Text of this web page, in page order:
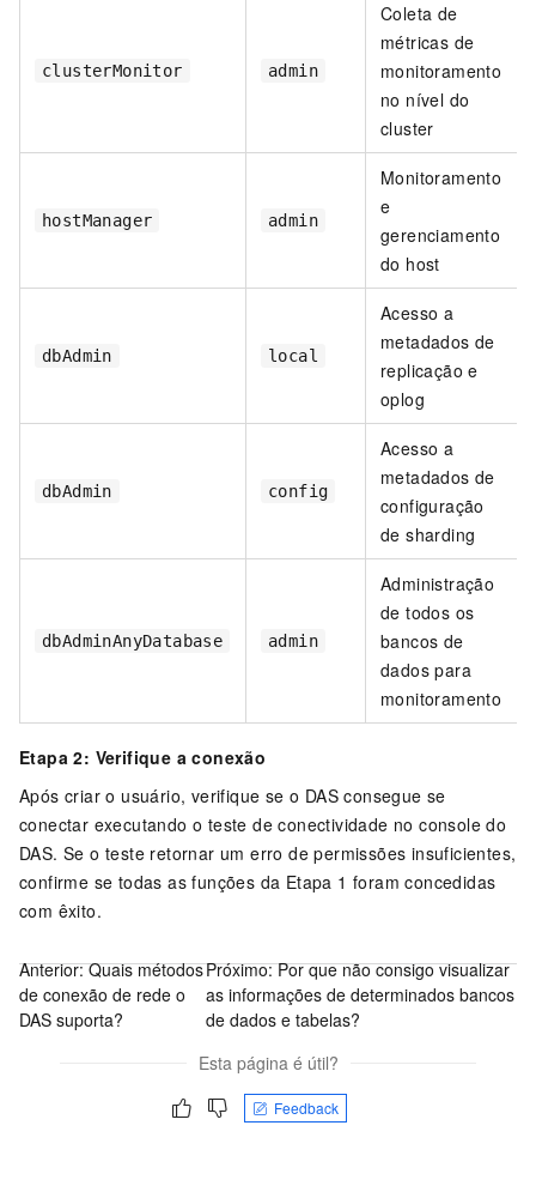
clusterMonitor admin
Coleta de
métricas de
monitoramento
no nível do
cluster
hostManager admin
Monitoramento
e
gerenciamento
do host
dbAdmin local
Acesso a
metadados de
replicação e
oplog
dbAdmin config
Acesso a
metadados de
configuração
de sharding
dbAdminAnyDatabase admin
Administração
de todos os
bancos de
dados para
monitoramento
Etapa 2: Verifique a conexão
Após criar o usuário, verifique se o DAS consegue se
conectar executando o teste de conectividade no console do
DAS. Se o teste retornar um erro de permissões insuficientes,
confirme se todas as funções da Etapa 1 foram concedidas
com êxito.
Anterior:Quais métodos
de conexão de rede o
DAS suporta?
Próximo:Por que não consigo visualizar
as informações de determinados bancos
de dados e tabelas?
Esta página é útil?
Feedback